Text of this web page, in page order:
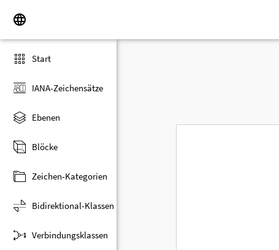
Start
IANA-Zeichensätze
Ebenen
Blöcke
Zeichen-Kategorien
Bidirektional-Klassen
Verbindungsklassen